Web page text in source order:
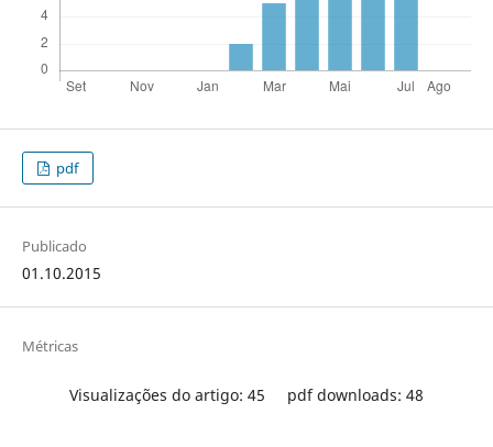
pdf
Publicado
01.10.2015
Métricas
Visualizações do artigo: 45 pdf downloads: 48